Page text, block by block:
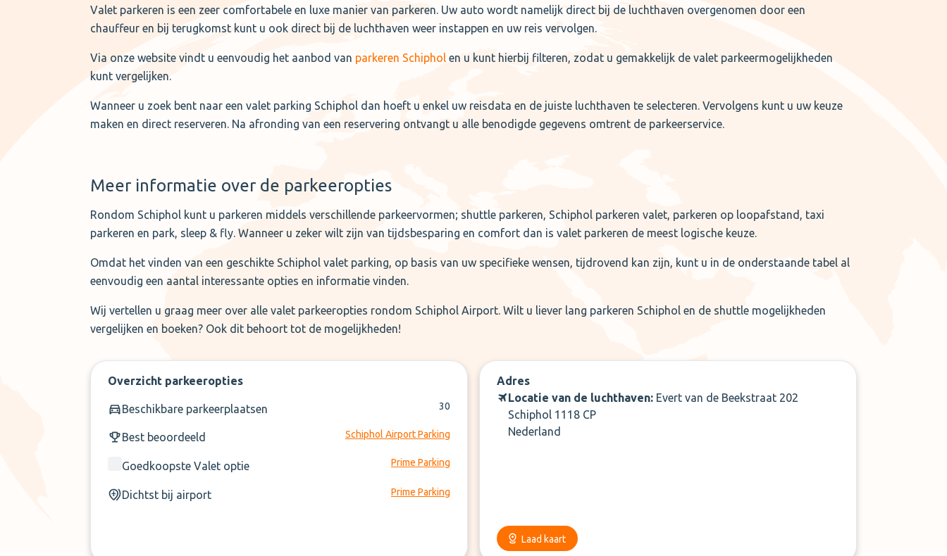
Valet parkeren is een zeer comfortabele en luxe manier van parkeren. Uw auto wordt namelijk direct bij de luchthaven overgenomen door een
chauffeur en bij terugkomst kunt u ook direct bij de luchthaven weer instappen en uw reis vervolgen.
Via onze website vindt u eenvoudig het aanbod van parkeren Schiphol en u kunt hierbij filteren, zodat u gemakkelijk de valet parkeermogelijkheden
kunt vergelijken.
Wanneer u zoek bent naar een valet parking Schiphol dan hoeft u enkel uw reisdata en de juiste luchthaven te selecteren. Vervolgens kunt u uw keuze
maken en direct reserveren. Na afronding van een reservering ontvangt u alle benodigde gegevens omtrent de parkeerservice.
Meer informatie over de parkeeropties
Rondom Schiphol kunt u parkeren middels verschillende parkeervormen; shuttle parkeren, Schiphol parkeren valet, parkeren op loopafstand, taxi
parkeren en park, sleep & fly. Wanneer u zeker wilt zijn van tijdsbesparing en comfort dan is valet parkeren de meest logische keuze.
Omdat het vinden van een geschikte Schiphol valet parking, op basis van uw specifieke wensen, tijdrovend kan zijn, kunt u in de onderstaande tabel al
eenvoudig een aantal interessante opties en informatie vinden.
Wij vertellen u graag meer over alle valet parkeeropties rondom Schiphol Airport. Wilt u liever lang parkeren Schiphol en de shuttle mogelijkheden
vergelijken en boeken? Ook dit behoort tot de mogelijkheden!
Overzicht parkeeropties
Beschikbare parkeerplaatsen 30
Best beoordeeld Schiphol Airport Parking
Goedkoopste Valet optie Prime Parking
Dichtst bij airport Prime Parking
Adres
Locatie van de luchthaven: Evert van de Beekstraat 202
Schiphol 1118 CP
Nederland
Laad kaart